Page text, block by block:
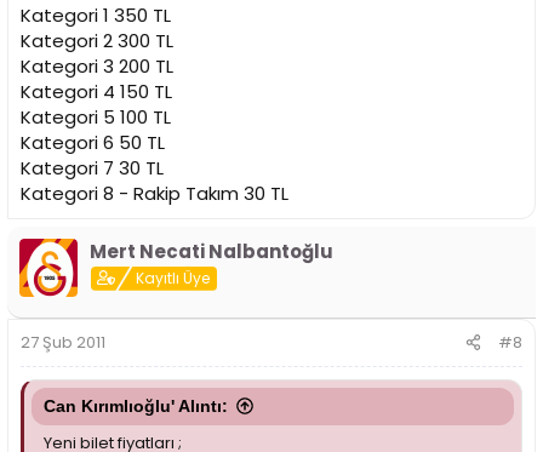
Kategori 1 350 TL
Kategori 2 300 TL
Kategori 3 200 TL
Kategori 4 150 TL
Kategori 5 100 TL
Kategori 6 50 TL
Kategori 7 30 TL
Kategori 8 - Rakip Takım 30 TL
Mert Necati Nalbantoğlu
Kayıtlı Üye
27 Şub 2011 #8
Can Kırımlıoğlu' Alıntı:
Yeni bilet fiyatları ;